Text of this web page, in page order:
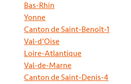
Bas-Rhin
Yonne
Canton de Saint-Benoît-1
Val-d'Oise
Loire-Atlantique
Val-de-Marne
Canton de Saint-Denis-4